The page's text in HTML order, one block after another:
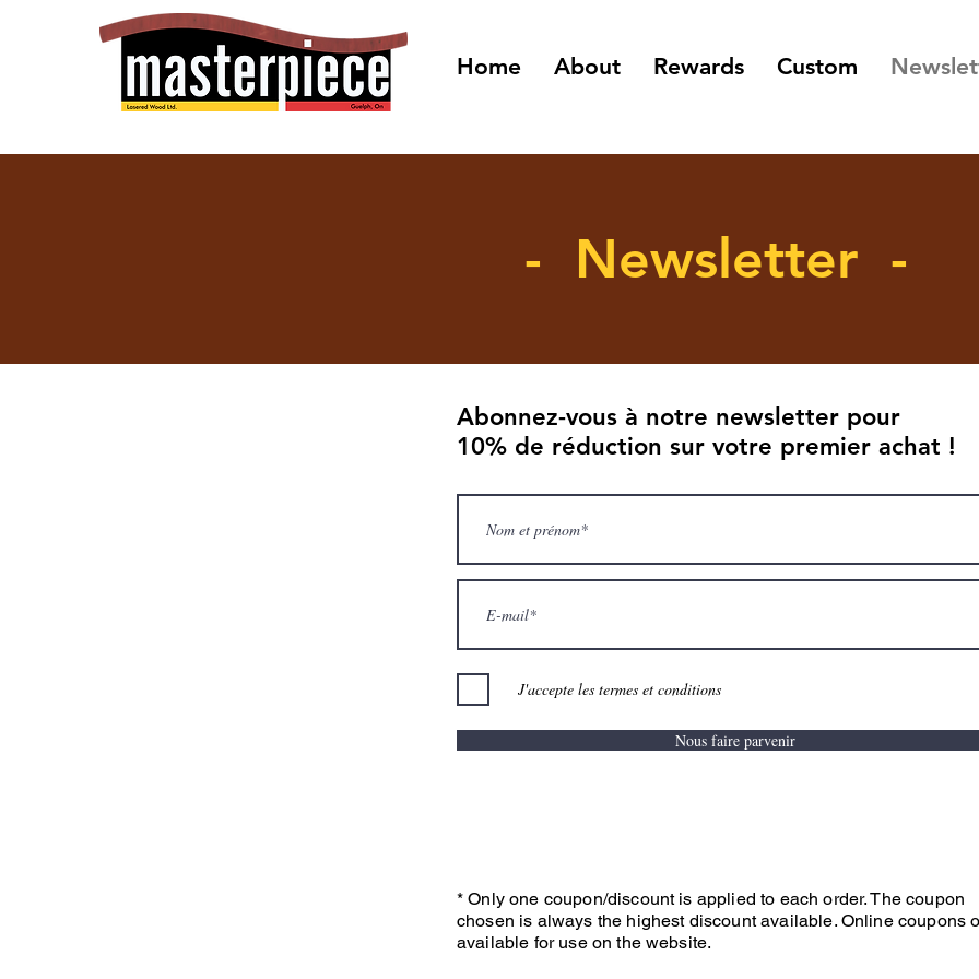
Home About Rewards Custom
- Newsletter -
Abonnez-vous à notre newsletter pour
10% de réduction sur votre premier achat !
J'accepte les termes et conditions
Nous faire parvenir
* Only one coupon/discount is applied to each order. The coupon
chosen is always the highest discount available. Online coupons
available for use on the website.